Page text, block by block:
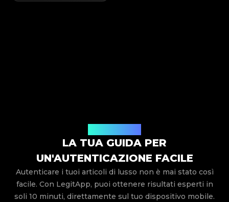
LA TUA GUIDA PER
UN'AUTENTICAZIONE FACILE
Autenticare i tuoi articoli di lusso non è mai stato così
facile. Con LegitApp, puoi ottenere risultati esperti in
soli 10 minuti, direttamente sul tuo dispositivo mobile.